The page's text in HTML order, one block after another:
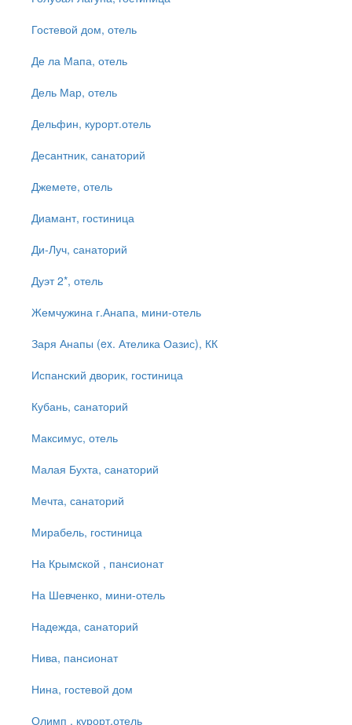
Гостевой дом, отель
Де ла Мапа, отель
Дель Мар, отель
Дельфин, курорт.отель
Десантник, санаторий
Джемете, отель
Диамант, гостиница
Ди-Луч, санаторий
Дуэт 2*, отель
Жемчужина г.Анапа, мини-отель
Заря Анапы (ex. Ателика Оазис), КК
Испанский дворик, гостиница
Кубань, санаторий
Максимус, отель
Малая Бухта, санаторий
Мечта, санаторий
Мирабель, гостиница
На Крымской , пансионат
На Шевченко, мини-отель
Надежда, санаторий
Нива, пансионат
Нина, гостевой дом
Олимп , курорт.отель